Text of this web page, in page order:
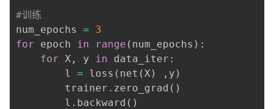
#训练
num_epochs =
3
for epoch in range ( num_epochs ) :
for X , y in data_iter :
        l
= loss ( net ( X ) , y )
        trainer
. zero_grad ( )
        l
. backward ( )